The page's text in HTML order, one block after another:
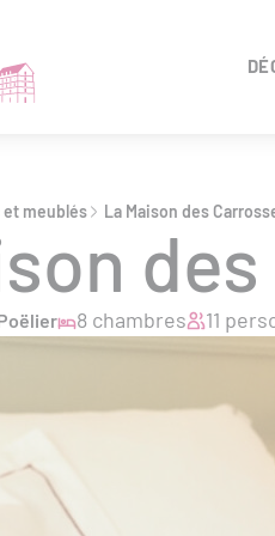
et meublés La Maison des
8 chambres 11